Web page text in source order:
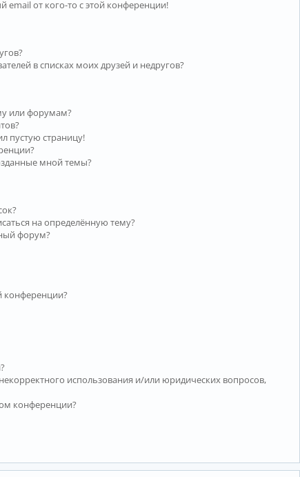
email от кого-то с этой конференции!
в списках моих друзей и недругов?
или форумам?
пустую страницу!
мной темы?
на определённую тему?
форум?
конференции?
использования и/или юридических вопросов,
конференции?